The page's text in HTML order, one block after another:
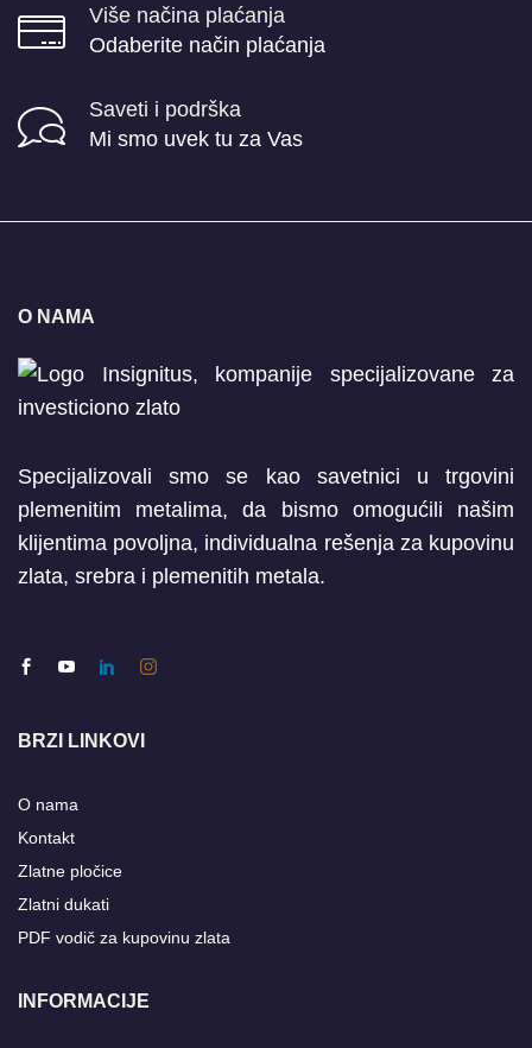
Više načina plaćanja
Odaberite način plaćanja
Saveti i podrška
Mi smo uvek tu za Vas
O NAMA
Specijalizovali smo se kao savetnici u trgovini
plemenitim metalima, da bismo omogućili našim
klijentima povoljna, individualna rešenja za kupovinu
zlata, srebra i plemenitih metala.
BRZI LINKOVI
O nama
Kontakt
Zlatne pločice
Zlatni dukati
PDF vodič za kupovinu zlata
INFORMACIJE